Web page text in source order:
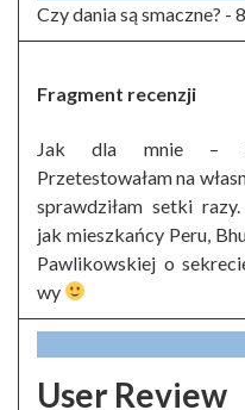
Czy dania są smaczne? -
Fragment recenzji
Jak dla mnie –
Przetestowałam na
sprawdziłam setki
jak mieszkańcy Peru,
Pawlikowskiej o
wy
User Review